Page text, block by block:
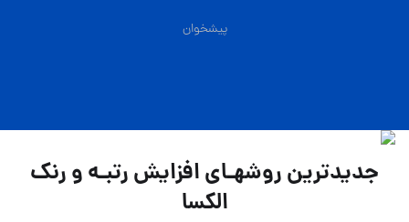
پیشخوان
جدیدترین روشهـای افزایش رتبـه و رنک
الکسا